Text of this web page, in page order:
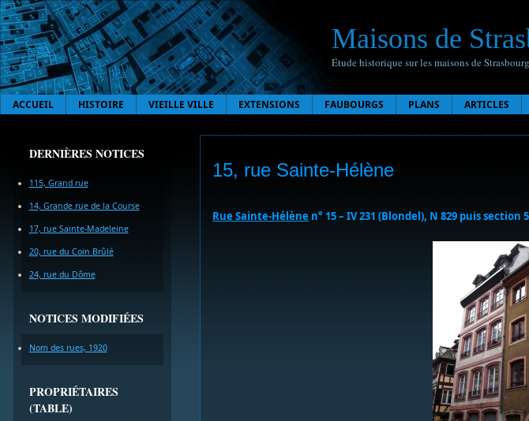
Maisons de
Étude historique sur les maisons de
ACCUEIL HISTOIRE VIEILLE VILLE EXTENSIONS FAUBOURGS PLANS ARTICLES
DERNIÈRES NOTICES
115, Grand rue
14, Grande rue de la Course
17, rue Sainte-Madeleine
20, rue du Coin Brûlé
24, rue du Dôme
NOTICES MODIFIÉES
Nom des rues, 1920
PROPRIÉTAIRES
(TABLE)
15, rue Sainte-Hélène
Rue Sainte-Hélène n° 15 – IV 231 (Blondel), N 829 puis section